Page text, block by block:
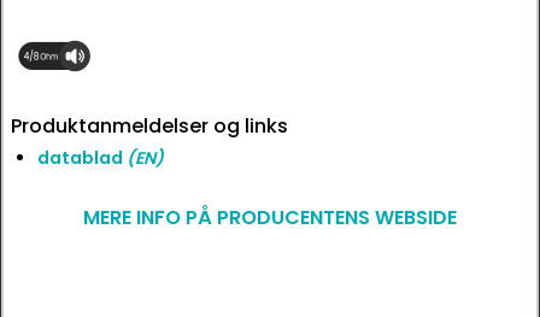
Produktanmeldelser og links
datablad (EN)
MERE INFO PÅ PRODUCENTENS WEBSIDE